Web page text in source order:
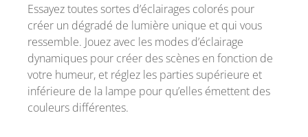
Essayez toutes sortes d’éclairages colorés pour
créer un dégradé de lumière unique et qui vous
ressemble. Jouez avec les modes d’éclairage
dynamiques pour créer des scènes en fonction de
votre humeur, et réglez les parties supérieure et
inférieure de la lampe pour qu’elles émettent des
couleurs différentes.